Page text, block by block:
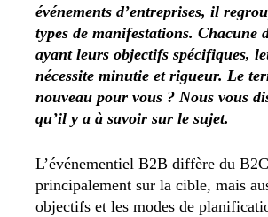
événements d’entreprises, il
types de manifestations. Chacune
ayant leurs objectifs spécifiques,
nécessite minutie et rigueur. Le
nouveau pour vous ? Nous vous
qu’il y a à savoir sur le sujet.
L’événementiel B2B diffère du B2C
principalement sur la cible, mais
objectifs et les modes de